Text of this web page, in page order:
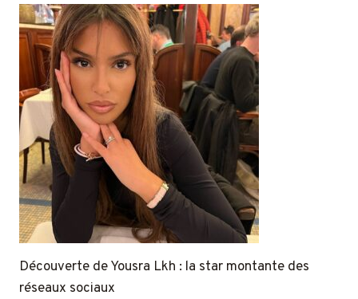
Découverte de Yousra Lkh : la star montante des
réseaux sociaux